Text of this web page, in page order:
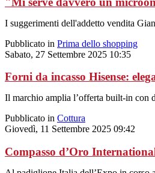
I suggerimenti dell'addetto vendita
Pubblicato in Prima dello shopping
Sabato, 27 Settembre 2025 10:35
Forni da incasso Hisense:
Il marchio amplia l’offerta built-in con
Pubblicato in Cottura
Giovedì, 11 Settembre 2025 09:42
Compasso d’Oro